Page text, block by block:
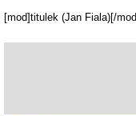
[mod]titulek (Jan Fiala)[/